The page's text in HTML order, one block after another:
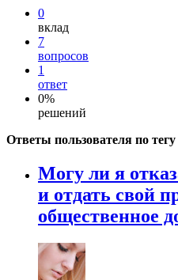
0
вклад
7
вопросов
1
ответ
0%
решений
Ответы пользователя по тегу
Могу ли я
и отдать свой
общественное